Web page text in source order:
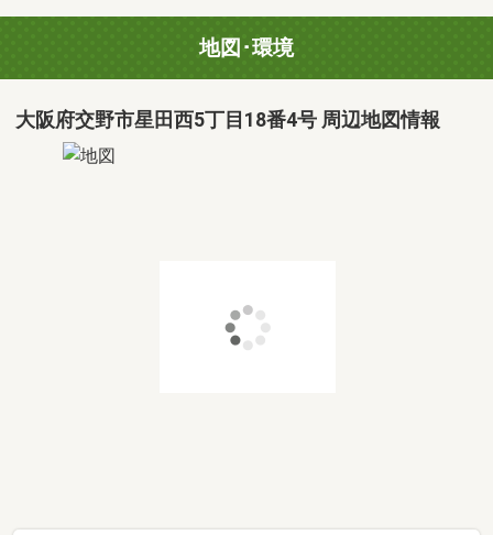
地図･環境
大阪府交野市星田西5丁目18番4号 周辺地図情報